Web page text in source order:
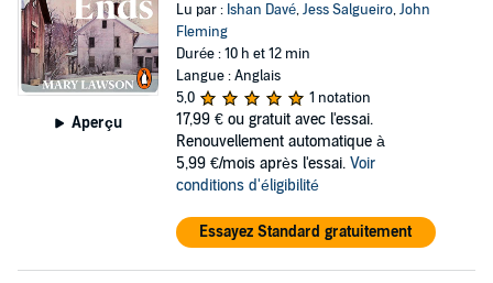
Aperçu
Lu par : Ishan Davé,Jess Salgueiro,John
Fleming
Durée : 10 h et 12 min
Langue : Anglais
5,0
1 notation
17,99 € ou gratuit avec l'essai.
Renouvellement automatique à
5,99 €/mois après l'essai. Voir
conditions d'éligibilité
Essayez Standard gratuitement